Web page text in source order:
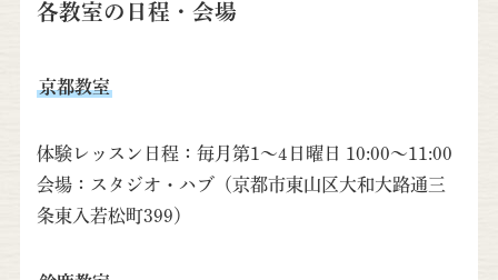
各教室の日程・会場
京都教室
体験レッスン日程：毎月第1～4日曜日 10:00～11:00
会場：スタジオ・ハブ（京都市東山区大和大路通三
条東入若松町399）